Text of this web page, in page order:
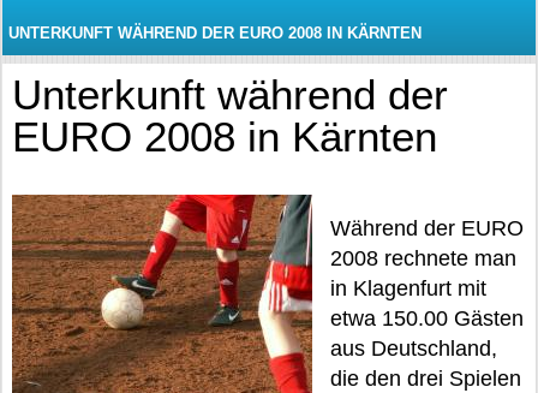
UNTERKUNFT WÄHREND DER EURO 2008 IN KÄRNTEN
Unterkunft während der
EURO 2008 in Kärnten
Während der EURO
2008 rechnete man
in Klagenfurt mit
etwa 150.00 Gästen
aus Deutschland,
die den drei Spielen